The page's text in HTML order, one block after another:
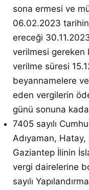
sona ermesi ve
06.02.2023
ereceği
verilmesi gereken
verilme süresi
beyannamelere
eden vergilerin
günü sonuna
7405 sayılı
Adıyaman,
Gaziantep İlinin
vergi dairelerine
sayılı